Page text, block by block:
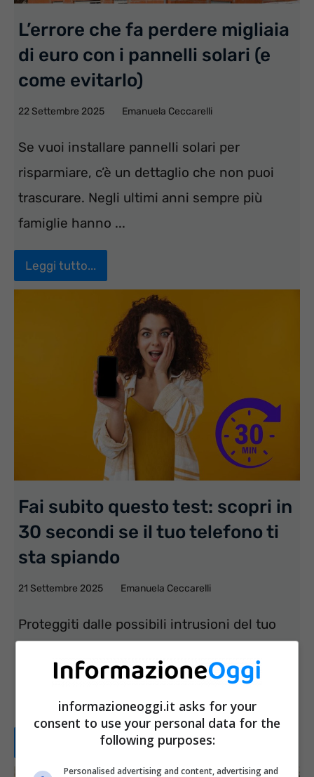
L’errore che fa perdere migliaia
di euro con i pannelli solari (e
come evitarlo)
22 Settembre 2025 Emanuela Ceccarelli
Se vuoi installare pannelli solari per
risparmiare, c’è un dettaglio che non puoi
trascurare. Negli ultimi anni sempre più
famiglie hanno ...
Leggi tutto...
Fai subito questo test: scopri in
30 secondi se il tuo telefono ti
sta spiando
21 Settembre 2025 Emanuela Ceccarelli
Proteggiti dalle possibili intrusioni del tuo
Negli ultimi anni, la sicurezza dei dispositivi
mobili ...informazioneoggi.it asks for your
consent to use your personal data for the
following purposes:
Personalised advertising and content, advertising and